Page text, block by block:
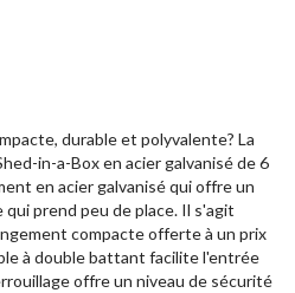
durable et polyvalente? La
in-a-Box en acier galvanisé de 6
en acier galvanisé qui offre un
prend peu de place. Il s'agit
compacte offerte à un prix
à double battant facilite l'entrée
offre un niveau de sécurité